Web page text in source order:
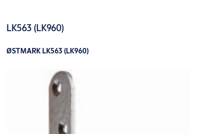
LK563 (LK960)
ØSTMARK LK563 (LK960)